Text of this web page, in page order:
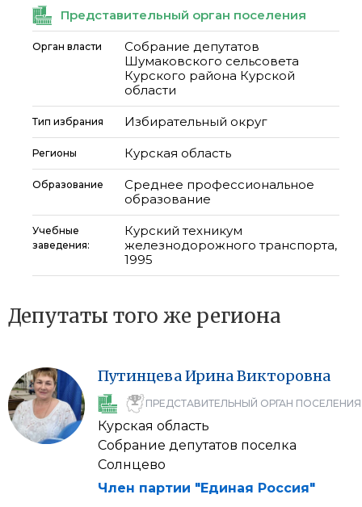
Представительный орган поселения
Орган власти
Cобрание депутатов
Шумаковского сельсовета
Курского района Курской
области
Тип избрания Избирательный округ
Регионы Курская область
Образование
Среднее профессиональное
образование
Учебные
заведения:
Курский техникум
железнодорожного транспорта,
1995
Депутаты того же региона
ПутинцеваИринаВикторовна
ПРЕДСТАВИТЕЛЬНЫЙ ОРГАН ПОСЕЛЕНИЯ
Курская область
Собрание депутатов поселка
Солнцево
Член партии "Единая Россия"